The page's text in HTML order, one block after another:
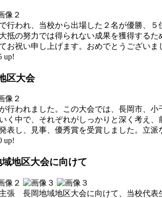
行われ、当校から出場した２名が優勝、
抵の努力では得られない成果を獲得する
お祝い申し上げます。おめでとうございま
up!
区大会
行われました。この大会では、長岡市、
く中で、それぞれがしっかりと深く考え
表し、見事、優秀賞を受賞しました。立派
up!
地区大会に向けて
張 長岡地域地区大会に向けて、当校代